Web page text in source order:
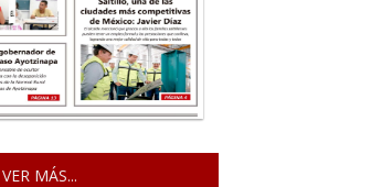
VER MÁS...